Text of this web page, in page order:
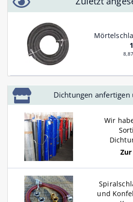
Dichtungen
Wir
und